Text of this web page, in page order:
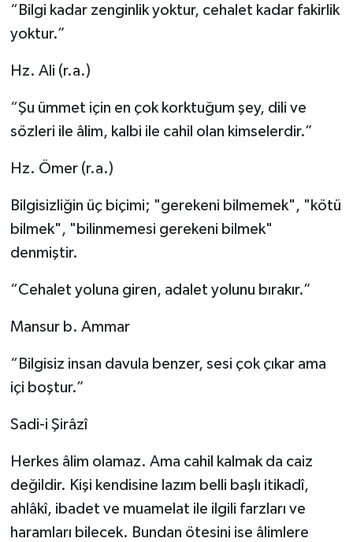
“Bilgi kadar zenginlik yoktur, cehalet kadar fakirlik
yoktur.”
Hz. Ali (r.a.)
“Şu ümmet için en çok korktuğum şey, dili ve
sözleri ile âlim, kalbi ile cahil olan kimselerdir.”
Hz. Ömer (r.a.)
Bilgisizliğin üç biçimi; "gerekeni bilmemek", "kötü
bilmek", "bilinmemesi gerekeni bilmek"
denmiştir.
“Cehalet yoluna giren, adalet yolunu bırakır.”
Mansur b. Ammar
“Bilgisiz insan davula benzer, sesi çok çıkar ama
içi boştur.”
Sadi-i Şirâzî
Herkes âlim olamaz. Ama cahil kalmak da caiz
değildir. Kişi kendisine lazım belli başlı itikadî,
ahlâkî, ibadet ve muamelat ile ilgili farzları ve
haramları bilecek. Bundan ötesini ise âlimlere